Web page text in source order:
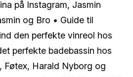
på Instagram, Jasmin
og Bro • Guide til
den perfekte vinreol hos
perfekte badebassin hos
Føtex, Harald Nyborg og